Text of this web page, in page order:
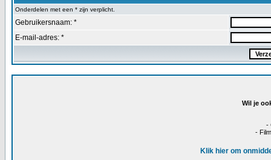
Onderdelen met een * zijn verplicht.
Gebruikersnaam: *
E-mail-adres: *
Wil je
-
-
Klik hier om